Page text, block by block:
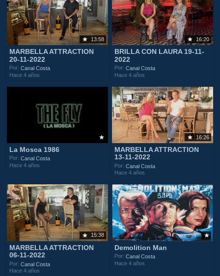
13:58
MARBELLA ATTRACTION
20-11-2022
Por:Canal Costa
Hace 4 años
16:20
BRILLA CON LAURA 19-11-
2022
Por:Canal Costa
Hace 4 años
La Mosca 1986
Por:Canal Costa
Hace 4 años
16:26
MARBELLA ATTRACTION
13-11-2022
Por:Canal Costa
Hace 4 años
15:38
MARBELLA ATTRACTION
06-11-2022
Por:Canal Costa
Hace 4 años
Demolition Man
Por:Canal Costa
Hace 4 años